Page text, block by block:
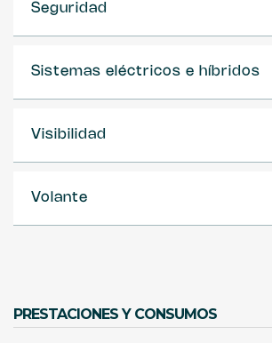
Seguridad
Sistemas eléctricos e híbridos
Visibilidad
Volante
PRESTACIONES Y CONSUMOS